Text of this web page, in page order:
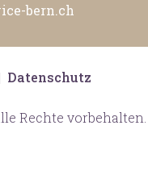
bern.ch
Rechte vorbehalten.
Datenschutz